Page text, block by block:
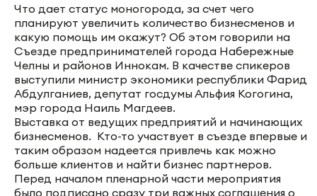
Что дает статус моногорода, за счет чего
планируют увеличить количество бизнесменов и
какую помощь им окажут? Об этом говорили на
Съезде предпринимателей города Набережные
Челны и районов Иннокам. В качестве спикеров
выступили министр экономики республики Фарид
Абдулганиев, депутат госдумы Альфия Когогина,
мэр города Наиль Магдеев.
Выставка от ведущих предприятий и начинающих
бизнесменов. Кто-то участвует в съезде впервые и
таким образом надеется привлечь как можно
больше клиентов и найти бизнес партнеров.
Перед началом пленарной части мероприятия
было подписано сразу три важных соглашения о